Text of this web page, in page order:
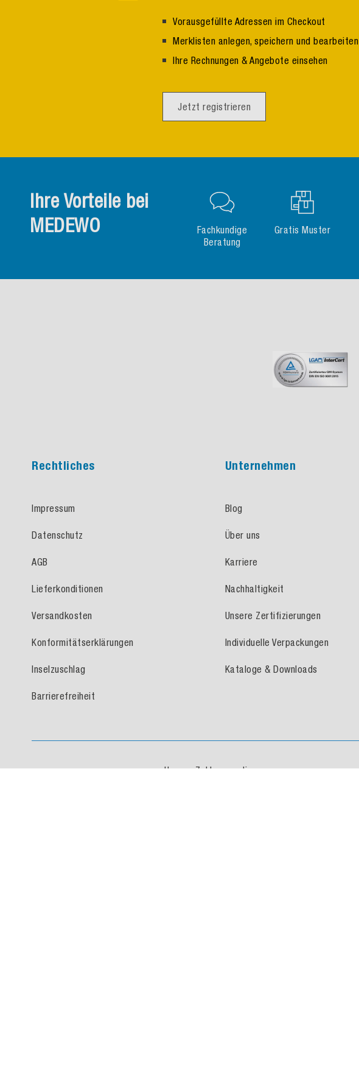
Vorausgefüllte Adressen im Checkout
Merklisten anlegen, speichern und bearbeiten
Ihre Rechnungen & Angebote einsehen
Jetzt registrieren
Ihre Vorteile bei
MEDEWO
Fachkundige
Beratung
Gratis Muster
Rechtliches
Impressum
Datenschutz
AGB
Lieferkonditionen
Versandkosten
Konformitätserklärungen
Inselzuschlag
Barrierefreiheit
Unternehmen
Blog
Über uns
Karriere
Nachhaltigkeit
Unsere Zertifizierungen
Individuelle Verpackungen
Kataloge & Downloads
Unsere Zahlungsoptionen